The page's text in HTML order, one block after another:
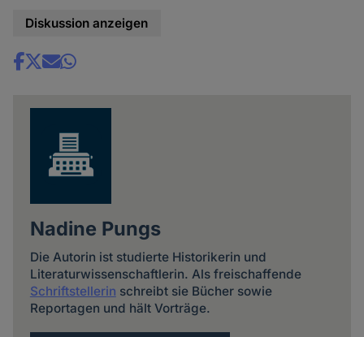
Diskussion anzeigen
Share
Nadine Pungs
Die Autorin ist studierte Historikerin und
Literaturwissenschaftlerin. Als freischaffende
Schriftstellerin schreibt sie Bücher sowie
Reportagen und hält Vorträge.